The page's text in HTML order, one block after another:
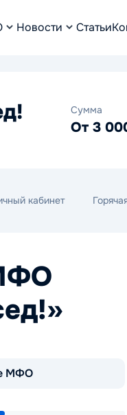
Новости Статьи
Сумма
От 3
кабинет
МФО